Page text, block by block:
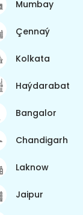
Mumbay
Çennaý
Kolkata
Haýdarabat
Bangalor
Chandigarh
Laknow
Jaipur